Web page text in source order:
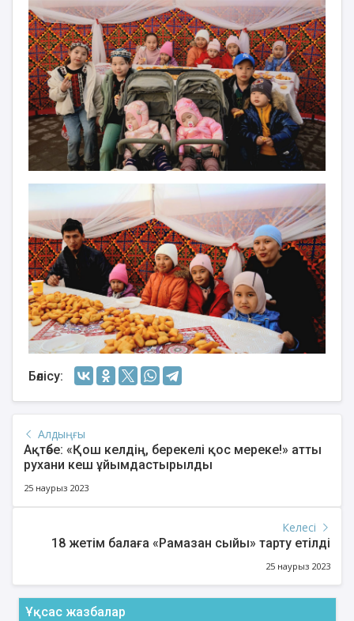
Бөлісу:
Алдыңғы
Ақтөбе: «Қош келдің, берекелі қос мереке!» атты
рухани кеш ұйымдастырылды
25 наурыз 2023
Келесі
18 жетім балаға «Рамазан сыйы» тарту етілді
25 наурыз 2023
Ұқсас жазбалар